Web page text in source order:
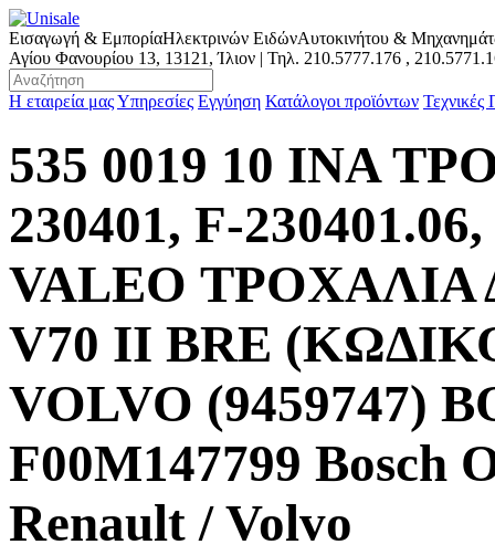
Εισαγωγή & ΕμπορίαΗλεκτρινών ΕιδώνΑυτοκινήτου &
Αγίου Φανουρίου 13, 13121, Ίλιον | Τηλ. 210.5777.176 ,
Η εταιρεία μαςΥπηρεσίες Εγγύηση Κατάλογοι προϊόντων Τεχνικές
535 0019 10 INA
230401, F-
VALEO ΤΡΟΧΑΛΙΑ
V70 II BRE
VOLVO (9459747)
F00M147799 Bosch
Renault / Volvo